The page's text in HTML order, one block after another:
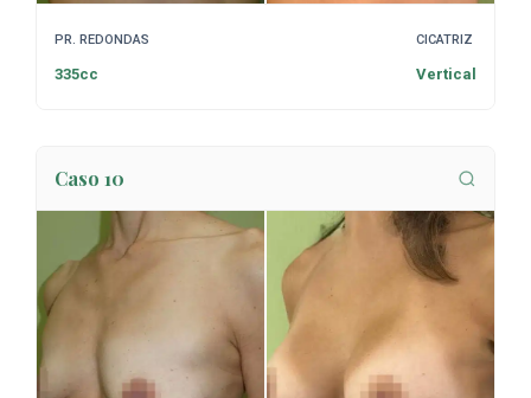
PR. REDONDAS
335cc
CICATRIZ
Vertical
Caso 10